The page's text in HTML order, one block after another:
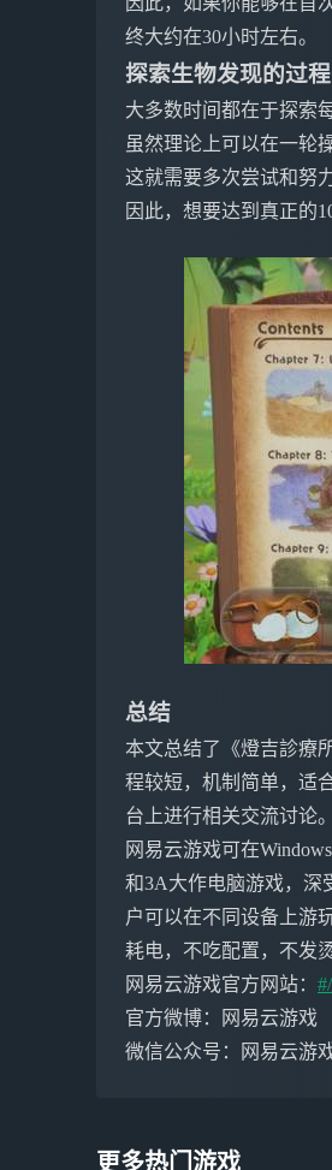
终大约在30小时左右。
探索生物发现的过程
大多数时间都在于探索
虽然理论上可以在一轮
这就需要多次尝试和努力
因此，想要达到真正的
总结
本文总结了《燈吉診療
程较短，机制简单，适
台上进行相关交流讨论。
网易云游戏可在
和3A大作电脑游戏，深
户可以在不同设备上游
耗电，不吃配置，不发
网易云游戏官方网站：
官方微博：网易云游戏
微信公众号：网易云游
更多热门游戏